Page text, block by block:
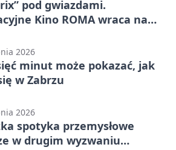
pod gwiazdami.
Kino ROMA wraca na
2026
minut może pokazać, jak
w Zabrzu
2026
spotyka przemysłowe
w drugim wyzwaniu